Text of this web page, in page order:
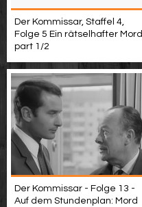
Der Kommissar, Staffel 4,
Folge 5 Ein rätselhafter Mord
part 1/2
Der Kommissar - Folge 13 -
Auf dem Stundenplan: Mord